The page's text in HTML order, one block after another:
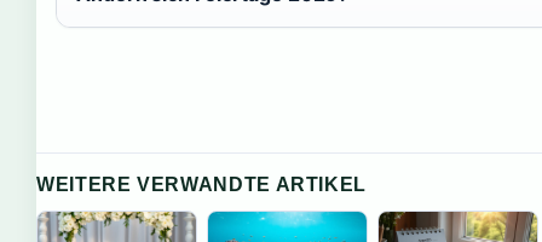
WEITERE VERWANDTE ARTIKEL